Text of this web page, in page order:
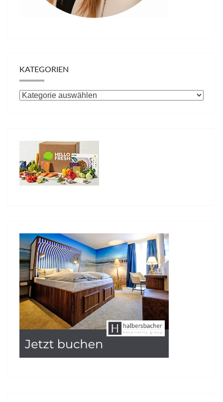
KATEGORIEN
Kategorien